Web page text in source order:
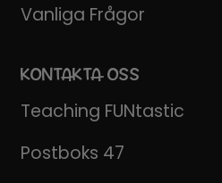
Vanliga Frågor
KONTAKTA OSS
Teaching FUNtastic
Postboks 47